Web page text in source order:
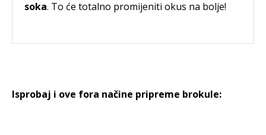
soka. To će totalno promijeniti okus na bolje!
Isprobaj i ove fora načine pripreme brokule: